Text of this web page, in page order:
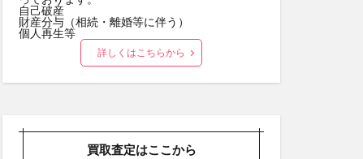
自己破産
財産分与（相続・離婚等に伴う）
個人再生等
詳しくはこちらから
買取査定はここから